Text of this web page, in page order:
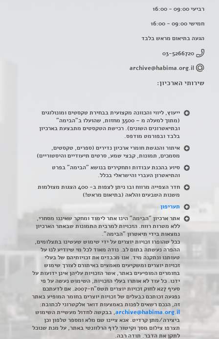
רביעי 09:00 - 16:00
חמישי 09:00 - 16:00
הגעה בתיאום מראש בלבד
03-5266720
archive@habima.org.il
שירותי הארכיון:
ייעוץ, ליווי והכוונה מקצועית בבחירת טקסטים ומונולוגים
(מתוך למעלה מ – 3500 מחזות, שהועלו ב"הבימה"
ובתיאטרונים השונים). רכישת הטקסטים מתבצעת בארכיון
בלבד ובפורמט מודפס.
איתור והנגשת חומרי ארכיון נדירים (ספרים, טקסטים,
מסמכים, תמונות, קבצי שמע, סרטים תיעודיים והיסטוריים)
סיוע בהכנת עבודות ותחקירים בנושא "הבימה" בפרט
והתיאטרון העברי והישראלי בכלל.
חדר הצפייה מרווח ובו ניתן לצפות ב- 400 הצגות מצולמות
משנות השבעים והלאה (בתיאום מראש!)
תעריפון
אתר ארכיון "הבימה" הינו אתר לימוד ומחקר שאיננו מסחרי,
ללא מטרות רווח. הזכויות למרבית התמונות שבאתר הארכיון
נמצאות בידי תיאטרון "הבימה".
ככל שהופרו זכויות יוצרים על ידי שימוש שעשינו בתצלומים,
ההפרה נעשתה בתום לב. נודה מאוד לכל מי שיודיע לנו על
טעותנו ונתקנה מיד. אנו מכבדים את זכויותיהם של בעלי
זכויות יוצרים ומשקיעים מאמצים באיתורם לצורך שימוש
בחומרים המופיעים באתר, אשר הזכויות עליהן אינן ידועות על
ידנו. כל עוד לא אותרו בעלי הזכויות, השימוש נעשה על פי
סעיף 27א לחוק זכויות יוצרים תשס"ח-2007. אם לדעתכם
נפגעה זכותכם כבעלים של זכויות יוצרים בחומר המופיע באתר
זה, הנכם רשאים לפנות באמצעות דואר אלקטרוני לכתובת:
archive@habima.org.il, בבקשה לחדול מעשיית השימוש
ביצירה/מתן קרדיט. אנא ציינו שם מלא ומספר טלפון וכן
תצרפו צילום מסך וקישור לדף הרלוונטי באתר, על מנת שנוכל
לתקן את הדבר. תודה רבה.